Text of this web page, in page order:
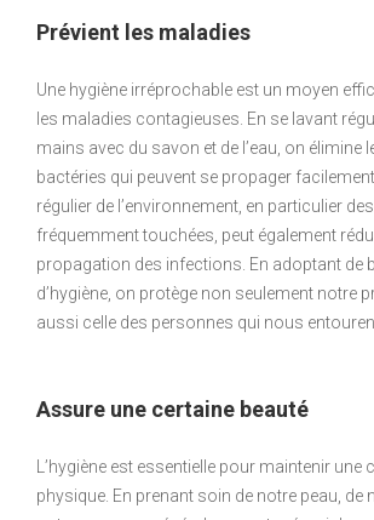
Prévient les maladies
Une hygiène irréprochable est un moyen
les maladies contagieuses. En se lavant
mains avec du savon et de l’eau, on élimine
bactéries qui peuvent se propager
régulier de l’environnement, en particulier
fréquemment touchées, peut également
propagation des infections. En adoptant de
d’hygiène, on protège non seulement notre
aussi celle des personnes qui nous
Assure une certaine beauté
L’hygiène est essentielle pour maintenir une
physique. En prenant soin de notre peau, de